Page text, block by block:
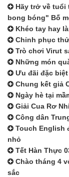
Hãy trở về
bong bóng" Bố
Khéo tay hay
Chinh phục
Trò chơi Virut
Những món
Ưu đãi đặc
Chung kết giả
Ngày hè tại
Giải Cua Rơ
Công dân
Touch English
nhỏ
Tết Hàn Thực
Chào tháng 4
sắc